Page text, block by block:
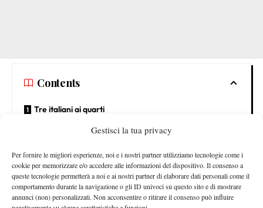
Gestisci la tua privacy
Per fornire le migliori esperienze, noi e i nostri partner utilizziamo tecnologie come i
cookie per memorizzare e/o accedere alle informazioni del dispositivo. Il consenso a
queste tecnologie permetterà a noi e ai nostri partner di elaborare dati personali come il
comportamento durante la navigazione o gli ID univoci su questo sito e di mostrare
annunci (non) personalizzati. Non acconsentire o ritirare il consenso può influire
Contents
Tre italiani ai quarti
Tranquillità con Colangelo
Tre italiani ai quarti
Torneo storico per l’Italia, che piazza per la prima volta al
maschiletre giocatori ai quarti di finale in uno Slam:“Sono